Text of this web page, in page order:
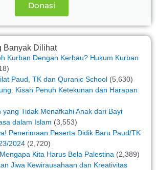
Donasi
Banyak Dilihat
Kurban Dengan Kerbau? Hukum Kurban
Paud, TK dan Quranic School (5,630)
Kisah Penuh Ketekunan dan Harapan
yang Tidak Menafkahi Anak dari Bayi
dalam Islam (3,553)
Penerimaan Peserta Didik Baru Paud/TK
2024 (2,720)
Kita Harus Bela Palestina (2,389)
Jiwa Kewirausahaan dan Kreativitas